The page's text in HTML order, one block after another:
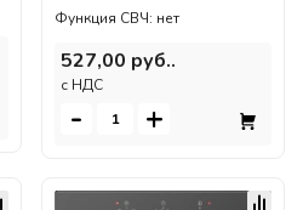
Функция СВЧ: нет
527,00 руб..
c НДС
- +